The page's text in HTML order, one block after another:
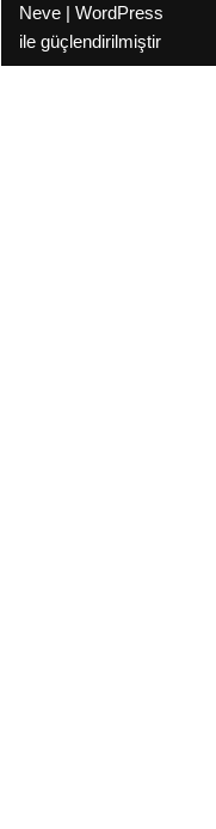
Neve | WordPress
ile güçlendirilmiştir